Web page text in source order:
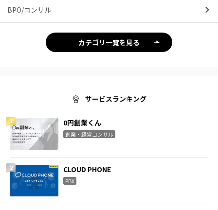
BPO/コンサル
カテゴリ一覧を見る
サービスランキング
0円創業くん
創業・経営コンサル
CLOUD PHONE
PBX